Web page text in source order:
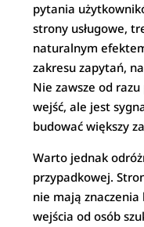
pytania
strony usługowe,
naturalnym
zakresu zapytań,
Nie zawsze od razu
wejść, ale jest
budować większy
Warto jednak
przypadkowej.
nie mają
wejścia od osób